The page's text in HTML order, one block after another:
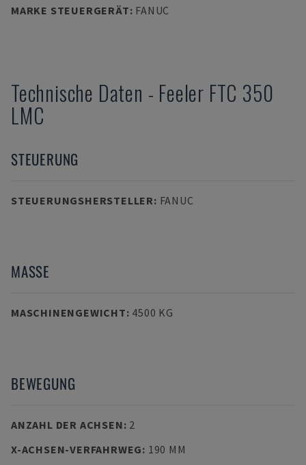
MARKE STEUERGERÄT: FANUC
Technische Daten - Feeler FTC 350
LMC
STEUERUNG
STEUERUNGSHERSTELLER: FANUC
MASSE
MASCHINENGEWICHT: 4500 KG
BEWEGUNG
ANZAHL DER ACHSEN: 2
X-ACHSEN-VERFAHRWEG: 190 MM